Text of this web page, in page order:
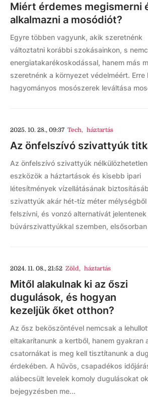
Miért érdemes megismerni
alkalmazni a mosódiót?
Egyre többen vagyunk, akik szeretnénk
változtatni korábbi szokásainkon, s
energiatakarékoskodással, hanem más
szeretnénk a környezet védelméért. Erre
hagyományos mosószerek leváltása
2025. 10. 28., 09:37 Tech, háztartás
Az önfelszívó szivattyúk
Az önfelszívó szivattyúk nélkülözhetetlen
eszközök a háztartások és kisebb ipari
létesítmények vízellátásának
szivattyúk akár hét-tíz méter
felszívni, és vonzó alternatívát jelentenek
búvárszivattyúkkal szemben,
2024. 11. 08., 21:52 Zöld, háztartás
Mitől alakulnak ki az őszi
dugulások, és hogyan
kezeljük őket otthon?
Az ősz beköszöntével nemcsak a
eltakarítanunk a kertből, hanem gyakran
csatornákat is meg kell tisztítanunk a
érdekében. A hűvös, csapadékos
alábecsült levelek komoly dugulásokat
bejegyzésben me...